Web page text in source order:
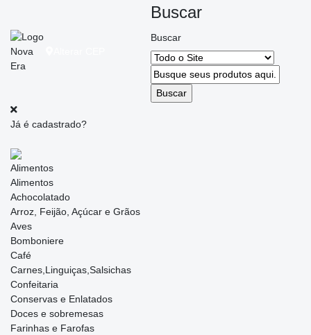
Buscar
Buscar
Já é cadastrado?
Alimentos
Alimentos
Achocolatado
Arroz, Feijão, Açúcar e Grãos
Aves
Bomboniere
Café
Carnes,Linguiças,Salsichas
Confeitaria
Conservas e Enlatados
Doces e sobremesas
Farinhas e Farofas